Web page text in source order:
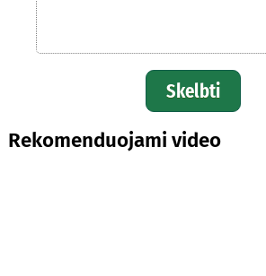
Skelbti
Rekomenduojami video